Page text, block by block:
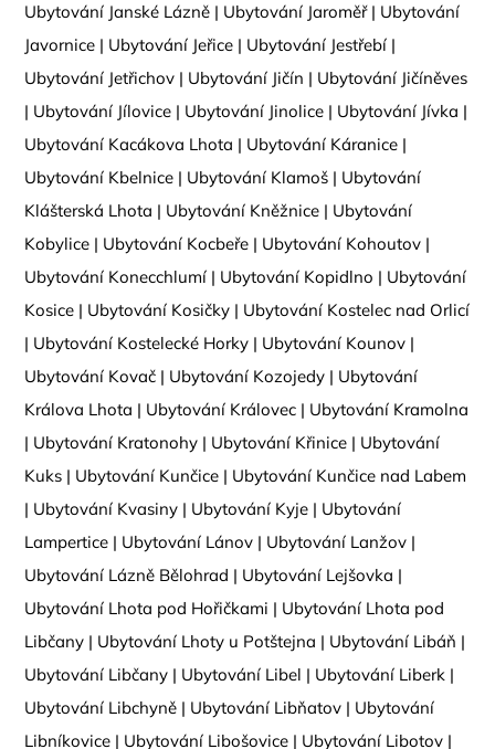
Ubytování Janské Lázně | Ubytování Jaroměř| Ubytování
Javornice | Ubytování Jeřice | Ubytování Jestřebí |
Ubytování Jetřichov | Ubytování Jičín | Ubytování Jičíněves
| Ubytování Jílovice | Ubytování Jinolice | Ubytování Jívka |
Ubytování Kacákova Lhota | Ubytování Káranice |
Ubytování Kbelnice | Ubytování Klamoš | Ubytování
Klášterská Lhota | Ubytování Kněžnice | Ubytování
Kobylice | Ubytování Kocbeře | Ubytování Kohoutov |
Ubytování Konecchlumí | Ubytování Kopidlno | Ubytování
Kosice | Ubytování Kosičky | Ubytování Kostelec nad Orlicí
| Ubytování Kostelecké Horky | Ubytování Kounov |
Ubytování Kovač | Ubytování Kozojedy | Ubytování
Králova Lhota | Ubytování Královec | Ubytování Kramolna
| Ubytování Kratonohy | Ubytování Křinice | Ubytování
Kuks | Ubytování Kunčice | Ubytování Kunčice nad Labem
| Ubytování Kvasiny | Ubytování Kyje | Ubytování
Lampertice | Ubytování Lánov | Ubytování Lanžov |
Ubytování Lázně Bělohrad | Ubytování Lejšovka |
Ubytování Lhota pod Hořičkami | Ubytování Lhota pod
Libčany | Ubytování Lhoty u Potštejna | Ubytování Libáň |
Ubytování Libčany | Ubytování Libel | Ubytování Liberk |
Ubytování Libchyně | Ubytování Libňatov | Ubytování
Libníkovice | Ubytování Libošovice | Ubytování Libotov |